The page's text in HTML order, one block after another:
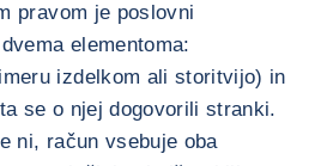
pravom je poslovni
elementoma:
izdelkom ali storitvijo) in
se o njej dogovorili stranki.
ni, račun vsebuje oba